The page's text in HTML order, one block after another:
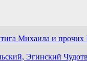
Михаила и
Эгинский